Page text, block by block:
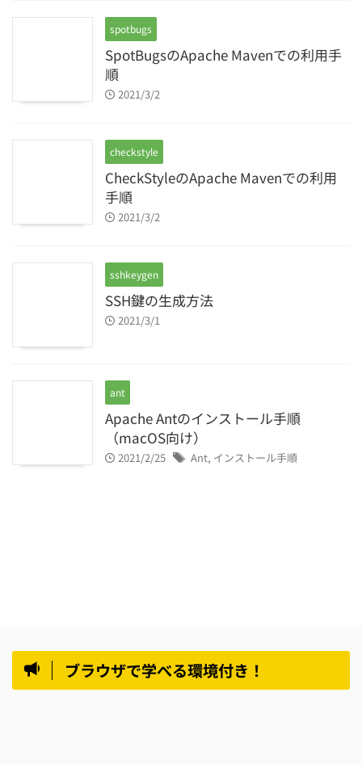
spotbugs
SpotBugsのApache Mavenでの利用手
順
2021/3/2
checkstyle
CheckStyleのApache Mavenでの利用
手順
2021/3/2
sshkeygen
SSH鍵の生成方法
2021/3/1
ant
Apache Antのインストール手順
（macOS向け）
2021/2/25 Ant, インストール手順
ブラウザで学べる環境付き！